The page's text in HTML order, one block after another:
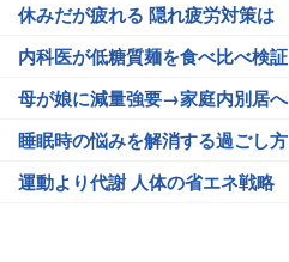
休みだが疲れる 隠れ疲労対策は
内科医が低糖質麺を食べ比べ検証
母が娘に減量強要→家庭内別居へ
睡眠時の悩みを解消する過ごし方
運動より代謝 人体の省エネ戦略